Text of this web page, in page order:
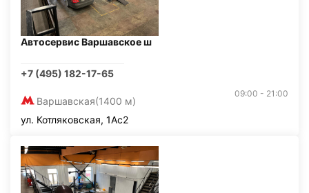
Автосервис Варшавское ш
+7 (495) 182-17-65
Варшавская(1400 м)
09:00 - 21:00
ул. Котляковская, 1Ас2